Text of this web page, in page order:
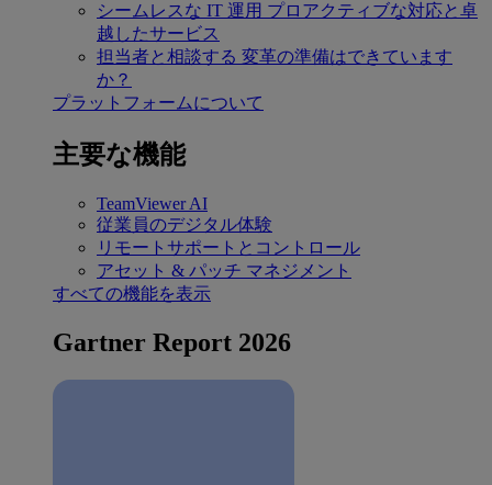
シームレスな IT 運用 プロアクティブな対応と卓
越したサービス
担当者と相談する 変革の準備はできています
か？
プラットフォームについて
主要な機能
TeamViewer AI
従業員のデジタル体験
リモートサポートとコントロール
アセット & パッチ マネジメント
すべての機能を表示
Gartner Report 2026